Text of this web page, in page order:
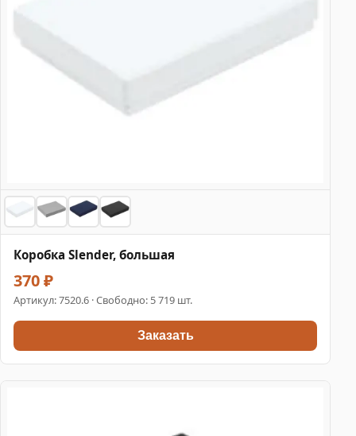
Коробка Slender, большая
370 ₽
Артикул:7520.6 · Свободно: 5 719 шт.
Заказать